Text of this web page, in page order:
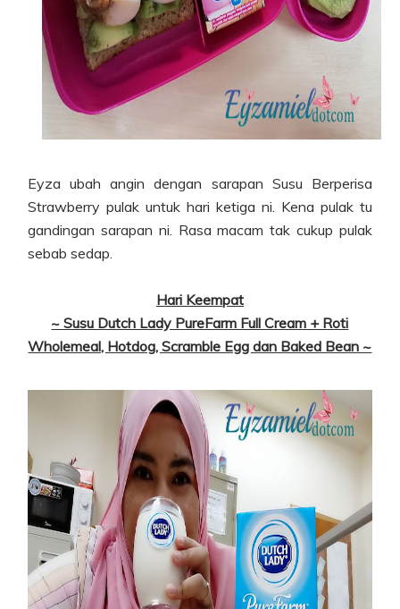
Eyza ubah angin dengan sarapan Susu Berperisa
Strawberry pulak untuk hari ketiga ni. Kena pulak tu
gandingan sarapan ni. Rasa macam tak cukup pulak
sebab sedap.
Hari Keempat
~ Susu Dutch Lady PureFarm Full Cream + Roti
Wholemeal, Hotdog, Scramble Egg dan Baked Bean ~